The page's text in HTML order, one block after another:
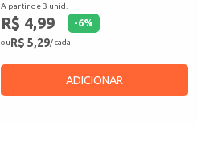
A partir de 3 unid.
R$ 4,99 -6%
ouR$ 5,29/ cada
ADICIONAR